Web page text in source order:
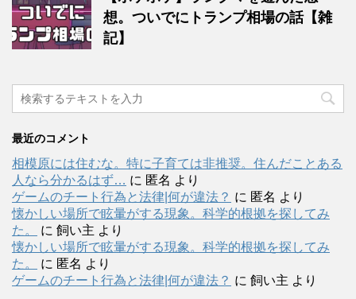
想。ついでにトランプ相場の話【雑
記】
最近のコメント
相模原には住むな。特に子育ては非推奨。住んだことある
人なら分かるはず… に 匿名 より
ゲームのチート行為と法律|何が違法？ に 匿名 より
懐かしい場所で眩暈がする現象。科学的根拠を探してみ
た。
に 飼い主 より
懐かしい場所で眩暈がする現象。科学的根拠を探してみ
た。
に 匿名 より
ゲームのチート行為と法律|何が違法？ に 飼い主 より